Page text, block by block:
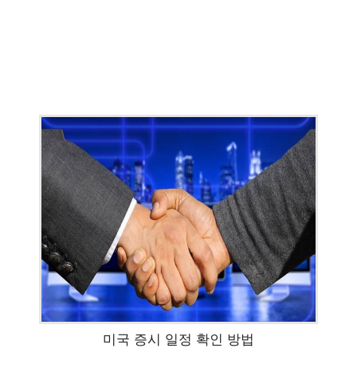
미국 증시 일정 확인 방법